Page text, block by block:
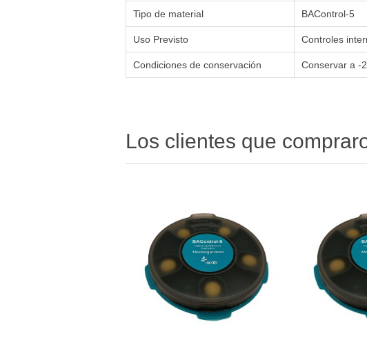
Tipo de material BAControl-5
Uso Previsto Controles
Condiciones de conservación Conservar a -
Los clientes que